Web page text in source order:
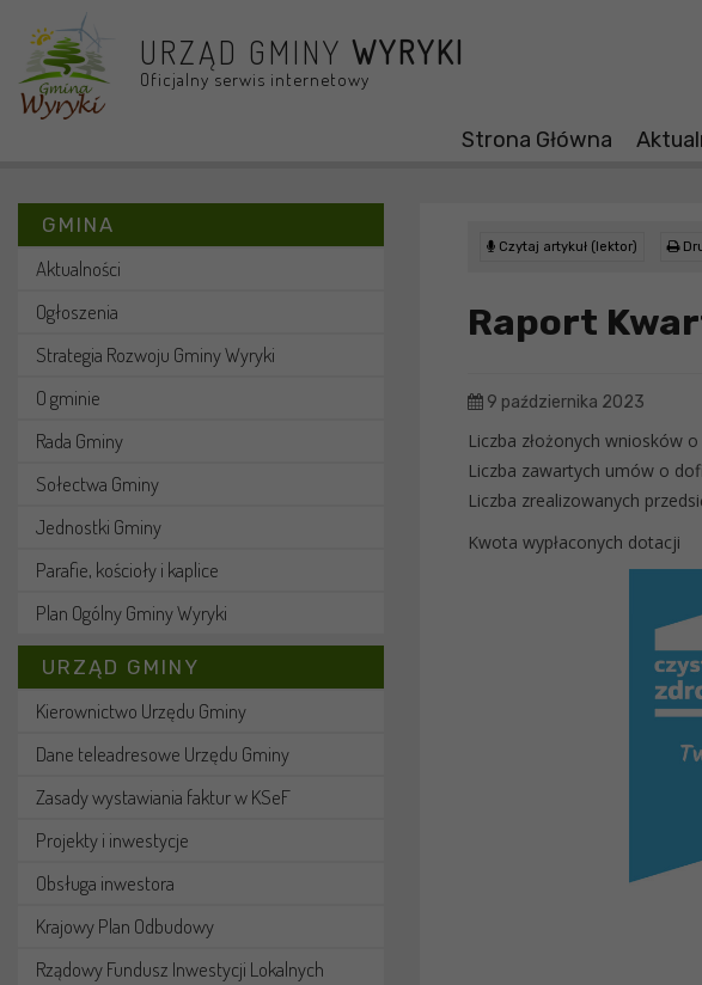
URZĄD GMINY WYRYKI
Oficjalny serwis internetowy
Strona Główna
GMINA
Aktualności
Ogłoszenia
Strategia Rozwoju Gminy Wyryki
O gminie
Rada Gminy
Sołectwa Gminy
Jednostki Gminy
Parafie, kościoły i kaplice
Plan Ogólny Gminy Wyryki
URZĄD GMINY
Kierownictwo Urzędu Gminy
Dane teleadresowe Urzędu Gminy
Zasady wystawiania faktur w KSeF
Projekty i inwestycje
Obsługa inwestora
Krajowy Plan Odbudowy
Rządowy Fundusz Inwestycji Lokalnych
Czytaj artykuł (lektor)
Raport
9 października 2023
Liczba złożonych wniosków
Liczba zawartych umów o
Liczba zrealizowanych
Kwota wypłaconych dotacji